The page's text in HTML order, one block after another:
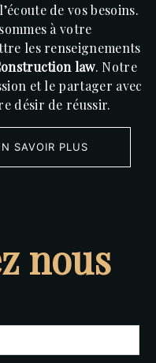
de vos besoins.
à votre
les renseignements
law. Notre
et le partager avec
désir de réussir.
SAVOIR PLUS
nous